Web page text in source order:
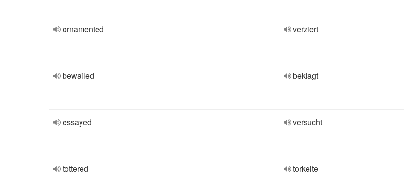
ornamented verziert
bewailed beklagt
essayed versucht
tottered torkelte